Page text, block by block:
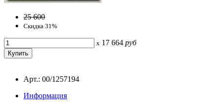
25 600
Скидка 31%
x 17 664 руб
Арт.: 00/1257194
Информация